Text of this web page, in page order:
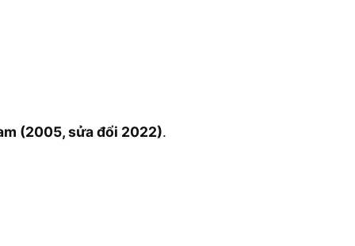
(2005, sửa đổi 2022).